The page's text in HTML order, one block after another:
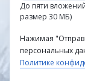
До пяти
размер 30 МБ)
Нажимая
персональных
Политике